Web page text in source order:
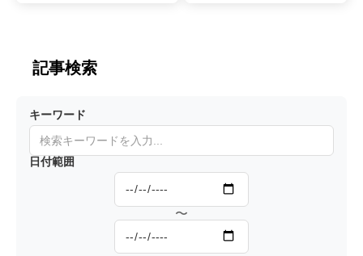
と賢くす
る「スキ
何か
需要かつ
足”のスキ
ル
記事検索
キーワード
日付範囲
〜